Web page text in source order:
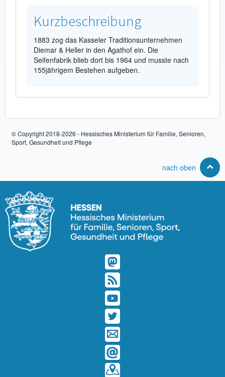
Kurzbeschreibung
1883 zog das Kasseler Traditionsunternehmen
Diemar & Heller in den Agathof ein. Die
Seifenfabrik blieb dort bis 1964 und musste nach
155jährigem Bestehen aufgeben.
© Copyright 2018-2026 - Hessisches Ministerium für Familie, Senioren,
Sport, Gesundheit und Pflege
nach oben